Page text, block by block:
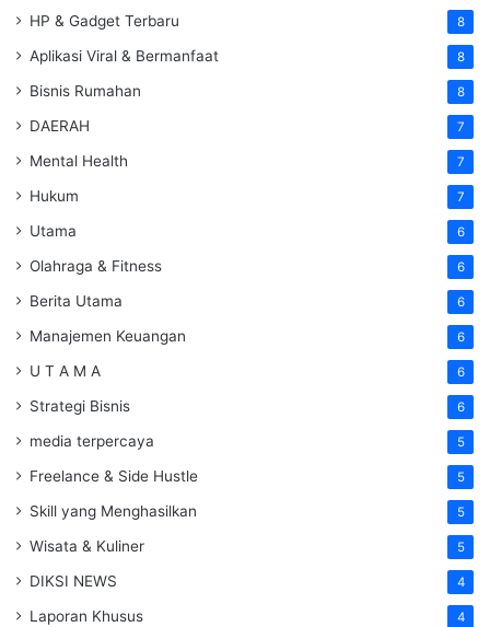
HP & Gadget Terbaru 8
Aplikasi Viral & Bermanfaat 8
Bisnis Rumahan 8
DAERAH 7
Mental Health 7
Hukum 7
Utama 6
Olahraga & Fitness 6
Berita Utama 6
Manajemen Keuangan 6
U T A M A 6
Strategi Bisnis 6
media terpercaya 5
Freelance & Side Hustle 5
Skill yang Menghasilkan 5
Wisata & Kuliner 5
DIKSI NEWS 4
Laporan Khusus 4